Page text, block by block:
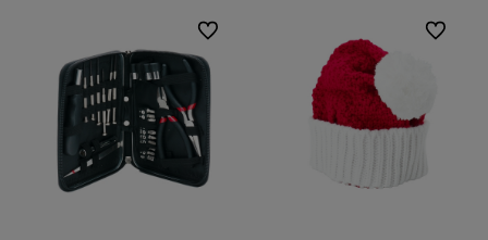
Do ulubionych Do